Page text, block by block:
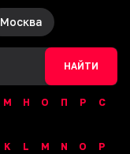
Москва
НАЙТИ
М Н О П Р
С
K L M N O
P